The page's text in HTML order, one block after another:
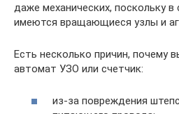
даже механических, поскольку
имеются вращающиеся узлы и
Есть несколько причин, почему
автомат УЗО или счетчик:
из-за повреждения